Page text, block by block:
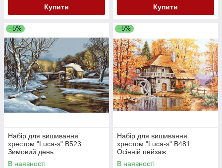
Купити Купити
–5%
Набір для вишивання
хрестом "Luca-s" B523
Зимовий день
В наявності
–5%
Набір для вишивання
хрестом "Luca-s" B481
Осінній пейзаж
В наявності